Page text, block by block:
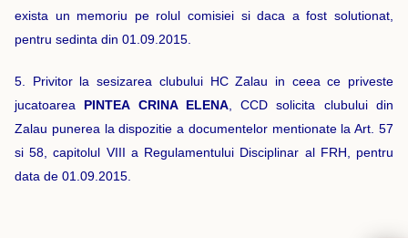
exista un memoriu pe rolul comisiei si daca a fost solutionat,
pentru sedinta din 01.09.2015.
5. Privitor la sesizarea clubului HC Zalau in ceea ce priveste
jucatoarea PINTEA CRINA ELENA, CCD solicita clubului din
Zalau punerea la dispozitie a documentelor mentionate la Art. 57
si 58, capitolul VIII a Regulamentului Disciplinar al FRH, pentru
data de 01.09.2015.